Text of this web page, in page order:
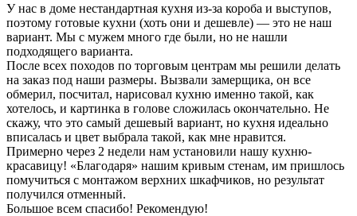
У нас в доме нестандартная кухня из-за короба и выступов,
поэтому готовые кухни (хоть они и дешевле) — это не наш
вариант. Мы с мужем много где были, но не нашли
подходящего варианта.
После всех походов по торговым центрам мы решили делать
на заказ под наши размеры. Вызвали замерщика, он все
обмерил, посчитал, нарисовал кухню именно такой, как
хотелось, и картинка в голове сложилась окончательно. Не
скажу, что это самый дешевый вариант, но кухня идеально
вписалась и цвет выбрала такой, как мне нравится.
Примерно через 2 недели нам установили нашу кухню-
красавицу! «Благодаря» нашим кривым стенам, им пришлось
помучиться с монтажом верхних шкафчиков, но результат
получился отменный.
Большое всем спасибо! Рекомендую!